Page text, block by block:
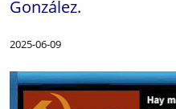
González.
2025-06-09